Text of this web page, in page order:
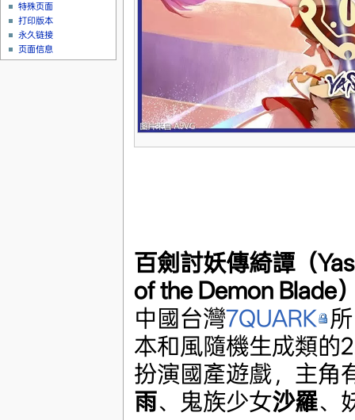
百劍討妖傳綺譚（
of the Demon Blade
中國台灣7QUARK
本和風隨機生成類的
扮演國產遊戲，主角
雨、鬼族少女沙羅、
特殊页面
打印版本
永久链接
页面信息